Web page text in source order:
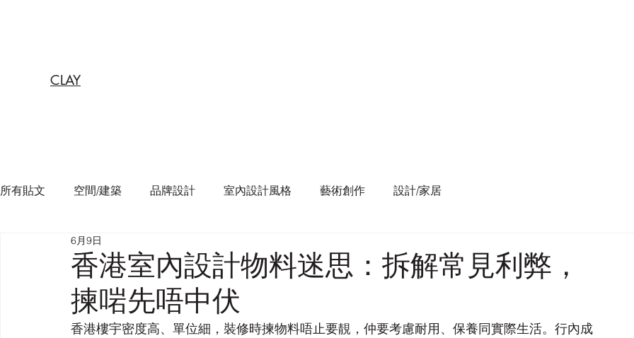
CLAY
所有貼文 空間/建築 品牌設計 室內設計風格 藝術創作 設計/家居
香港室內設計物料迷思：拆解常見利弊，
揀啱先唔中伏
6月9日
香港樓宇密度高、單位細，裝修時揀物料唔止要靚，仲要考慮耐用、保養同實際生活。行內成